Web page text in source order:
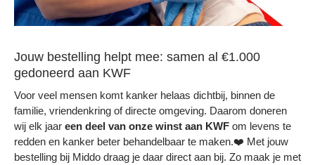
Jouw bestelling helpt mee: samen al €1.000
gedoneerd aan KWF
Voor veel mensen komt kanker helaas dichtbij, binnen de
familie, vriendenkring of directe omgeving. Daarom doneren
wij elk jaar een deel van onze winst aan KWF om levens te
redden en kanker beter behandelbaar te maken.❤️ Met jouw
bestelling bij Middo draag je daar direct aan bij. Zo maak je met